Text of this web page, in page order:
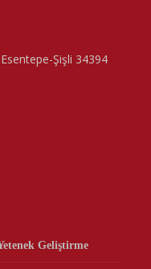
Şişli 34394
Geliştirme